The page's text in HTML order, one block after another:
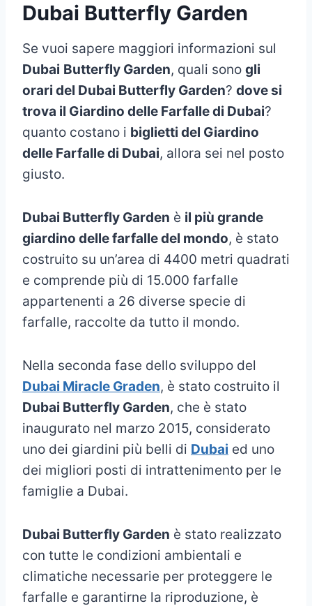
Dubai Butterfly Garden
Se vuoi sapere maggiori informazioni sul
Dubai Butterfly Garden, quali sono gli
orari del Dubai Butterfly Garden? dove si
trova il Giardino delle Farfalle di Dubai?
quanto costano i biglietti del Giardino
delle Farfalle di Dubai, allora sei nel posto
giusto.
Dubai Butterfly Garden è il più grande
giardino delle farfalle del mondo, è stato
costruito su un’area di 4400 metri quadrati
e comprende più di 15.000 farfalle
appartenenti a 26 diverse specie di
farfalle, raccolte da tutto il mondo.
Nella seconda fase dello sviluppo del
Dubai Miracle Graden, è stato costruito il
Dubai Butterfly Garden, che è stato
inaugurato nel marzo 2015, considerato
uno dei giardini più belli di Dubai ed uno
dei migliori posti di intrattenimento per le
famiglie a Dubai.
Dubai Butterfly Garden è stato realizzato
con tutte le condizioni ambientali e
climatiche necessarie per proteggere le
farfalle e garantirne la riproduzione, è